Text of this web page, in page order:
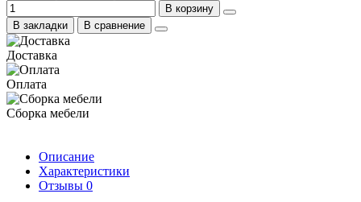
В корзину
В закладки
В сравнение
Доставка
Оплата
Сборка мебели
Описание
Характеристики
Отзывы 0